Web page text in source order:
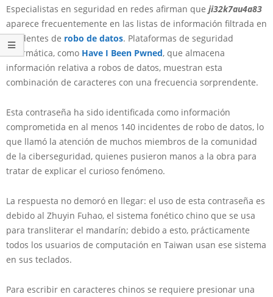
Especialistas en seguridad en redes afirman que ji32k7au4a83
aparece frecuentemente en las listas de información filtrada en
incidentes de robo de datos. Plataformas de seguridad
informática, como Have I Been Pwned, que almacena
información relativa a robos de datos, muestran esta
combinación de caracteres con una frecuencia sorprendente.
Esta contraseña ha sido identificada como información
comprometida en al menos 140 incidentes de robo de datos, lo
que llamó la atención de muchos miembros de la comunidad
de la ciberseguridad, quienes pusieron manos a la obra para
tratar de explicar el curioso fenómeno.
La respuesta no demoró en llegar: el uso de esta contraseña es
debido al Zhuyin Fuhao, el sistema fonético chino que se usa
para transliterar el mandarín; debido a esto, prácticamente
todos los usuarios de computación en Taiwan usan ese sistema
en sus teclados.
Para escribir en caracteres chinos se requiere presionar una